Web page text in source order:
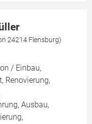
24214 Flensburg)
/ Einbau,
Renovierung,
Ausbau,